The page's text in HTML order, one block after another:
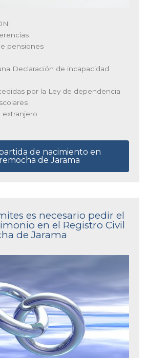
pensiones
Declaración de incapacidad
por la Ley de dependencia
extranjero
de nacimiento en
de Jarama
es necesario pedir el
en el Registro Civil
de Jarama